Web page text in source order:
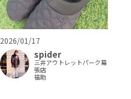
2026/01/17
spider
三井アウトレットパーク幕
張店
福助